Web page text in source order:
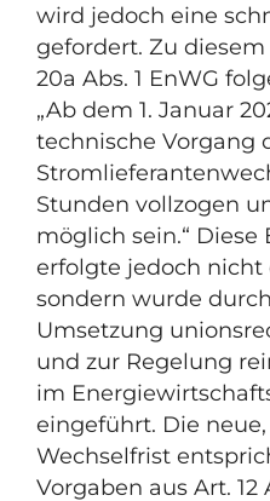
wird jedoch eine
gefordert. Zu
20a Abs. 1 EnWG
„Ab dem 1. Januar
technische Vorgang
Stunden vollzogen
möglich sein.“ Diese
erfolgte jedoch nicht
sondern wurde
Umsetzung
und zur Regelung
im
eingeführt. Die
Wechselfrist
Vorgaben aus Art. 12